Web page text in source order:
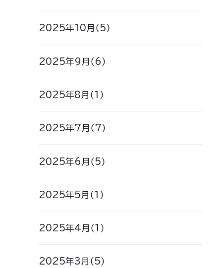
2025年10月（5）
2025年9月（6）
2025年8月（1）
2025年7月（7）
2025年6月（5）
2025年5月（1）
2025年4月（1）
2025年3月（5）